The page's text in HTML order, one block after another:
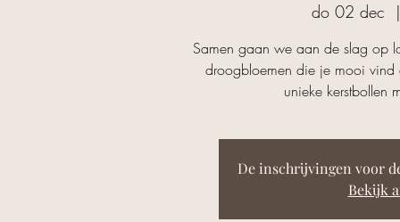
do 02 dec
Samen gaan we aan de slag op
droogbloemen die je mooi
unieke kerstbollen
De inschrijvingen voor
Bekijk